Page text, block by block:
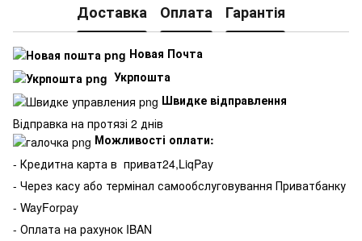
Доставка Оплата Гарантія
Новая Почта
Укрпошта
Швидке відправлення
Відправка на протязі 2 днів
Можливості оплати:
- Кредитна карта в приват24,LiqPay
- Через касу або термінал самообслуговування Приватбанку
- WayForpay
- Оплата на рахунок IBAN